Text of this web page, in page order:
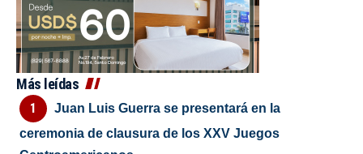
Más leídas
Juan Luis Guerra se presentará en la
ceremonia de clausura de los XXV Juegos